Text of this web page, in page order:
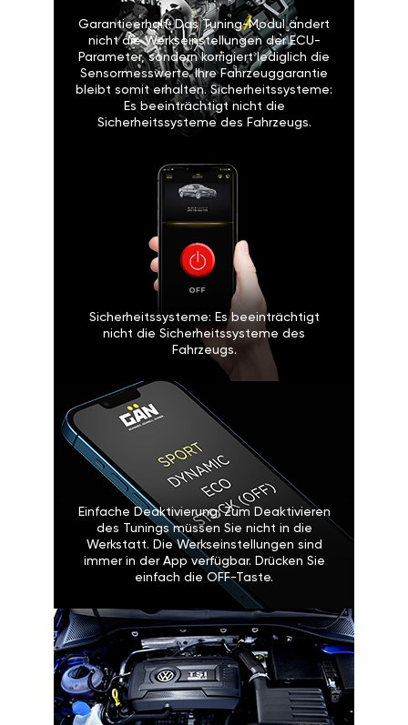
Garantieerhalt: Das Tuning-Modul ändert
nicht die Werkseinstellungen der ECU-
Parameter, sondern korrigiert lediglich die
Sensormesswerte. Ihre Fahrzeuggarantie
bleibt somit erhalten. Sicherheitssysteme:
Es beeinträchtigt nicht die
Sicherheitssysteme des Fahrzeugs.
Sicherheitssysteme: Es beeinträchtigt
nicht die Sicherheitssysteme des
Fahrzeugs.
Einfache Deaktivierung: Zum Deaktivieren
des Tunings müssen Sie nicht in die
Werkstatt. Die Werkseinstellungen sind
immer in der App verfügbar. Drücken Sie
einfach die OFF-Taste.